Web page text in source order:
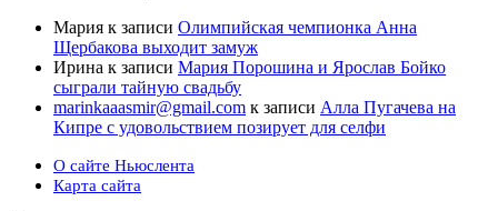
Мария к записи Олимпийская чемпионка Анна
Щербакова выходит замуж
Ирина к записи Мария Порошина и Ярослав Бойко
сыграли тайную свадьбу
marinkaaasmir@gmail.com к записи Алла Пугачева на
Кипре с удовольствием позирует для селфи
О сайте Ньюслента
Карта сайта